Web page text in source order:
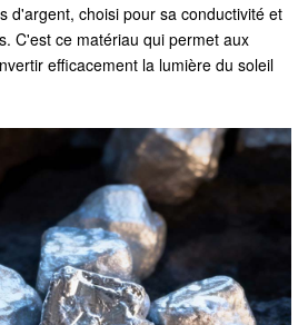
d'argent, choisi pour sa conductivité et
C'est ce matériau qui permet aux
efficacement la lumière du soleil